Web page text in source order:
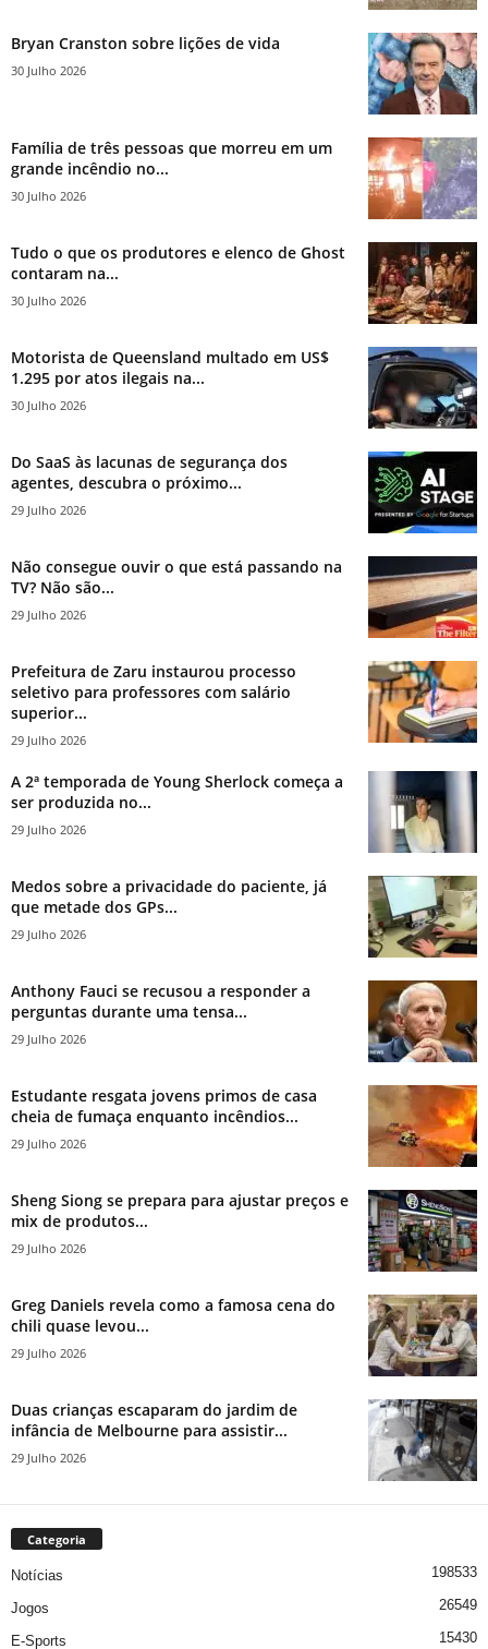
Bryan Cranston sobre lições de vida
30 Julho 2026
Família de três pessoas que morreu em um
grande incêndio no...
30 Julho 2026
Tudo o que os produtores e elenco de Ghost
contaram na...
30 Julho 2026
Motorista de Queensland multado em US$
1.295 por atos ilegais na...
30 Julho 2026
Do SaaS às lacunas de segurança dos
agentes, descubra o próximo...
29 Julho 2026
Não consegue ouvir o que está passando na
TV? Não são...
29 Julho 2026
Prefeitura de Zaru instaurou processo
seletivo para professores com salário
superior...
29 Julho 2026
A 2ª temporada de Young Sherlock começa a
ser produzida no...
29 Julho 2026
Medos sobre a privacidade do paciente, já
que metade dos GPs...
29 Julho 2026
Anthony Fauci se recusou a responder a
perguntas durante uma tensa...
29 Julho 2026
Estudante resgata jovens primos de casa
cheia de fumaça enquanto incêndios...
29 Julho 2026
Sheng Siong se prepara para ajustar preços e
mix de produtos...
29 Julho 2026
Greg Daniels revela como a famosa cena do
chili quase levou...
29 Julho 2026
Duas crianças escaparam do jardim de
infância de Melbourne para assistir...
29 Julho 2026
Categoria
Notícias 198533
Jogos 26549
E-Sports 15430